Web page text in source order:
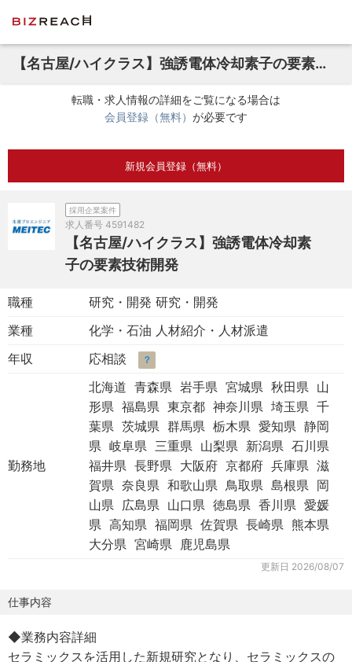
【名古屋/ハイクラス】強誘電体冷却素子の要素技術開発
転職・求人情報の詳細をご覧になる場合は
会員登録（無料） が必要です
新規会員登録（無料）
採用企業案件
求人番号 4591482
【名古屋/ハイクラス】強誘電体冷却素
子の要素技術開発
職種
研究・開発 研究・開発
業種
化学・石油 人材紹介・人材派遣
年収
応相談 ？
勤務地
北海道 青森県 岩手県 宮城県 秋田県 山
形県 福島県 東京都 神奈川県 埼玉県 千
葉県 茨城県 群馬県 栃木県 愛知県 静岡
県 岐阜県 三重県 山梨県 新潟県 石川県
福井県 長野県 大阪府 京都府 兵庫県 滋
賀県 奈良県 和歌山県 鳥取県 島根県 岡
山県 広島県 山口県 徳島県 香川県 愛媛
県 高知県 福岡県 佐賀県 長崎県 熊本県
大分県 宮崎県 鹿児島県
更新日 2026/08/07
仕事内容
◆業務内容詳細
セラミックスを活用した新規研究となり、セラミックスの